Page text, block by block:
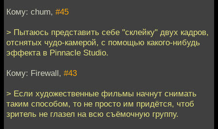
Кому: chum, #45
> Пытаюсь представить себе "склейку" двух кадров,
отснятых чудо-камерой, с помощью какого-нибудь
эффекта в Pinnacle Studio.
Кому: Firewall, #43
> Если художественные фильмы начнут снимать
таким способом, то не просто им придётся, чтоб
зритель не глазел на всю съёмочную группу.